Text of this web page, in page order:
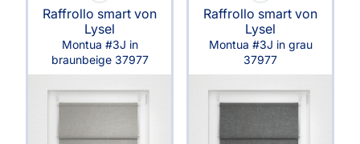
Raffrollo smart von
Lysel
Montua #3J in
braunbeige 37977
Raffrollo smart von
Lysel
Montua #3J in grau
37977